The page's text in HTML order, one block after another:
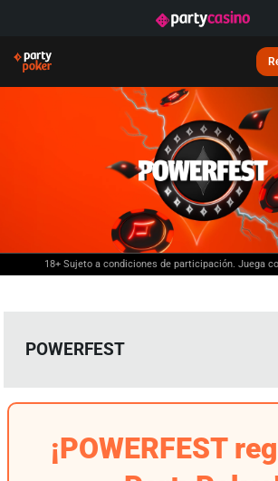
18+ Sujeto a condiciones de participación. Juega
POWERFEST
¡POWERFEST